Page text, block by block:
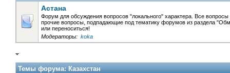
Астана
Форум для обсуждения вопросов "локального" характера. Все вопросы
прочие вопросы, подпадающие под тематику форумов из раздела
или переноситься!
Модераторы: koka
Темы форума:Казахстан